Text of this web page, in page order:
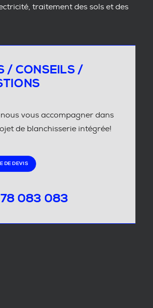
traitement des sols et des
/ CONSEILS /
nous vous accompagner dans
de blanchisserie intégrée!
DE DEVIS
083 083